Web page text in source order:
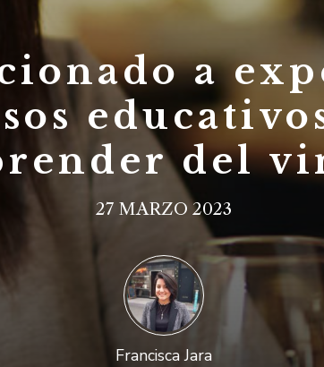
a
del
27 MARZO 2023
Francisca Jara